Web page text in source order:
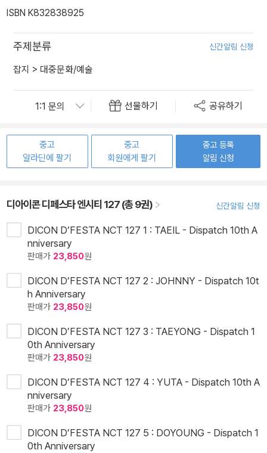
ISBN K832838925
주제분류 신간알림 신청
잡지 > 대중문화/예술
선물하기 공유하기
중고
알라딘에 팔기
중고
회원에게 팔기
중고 등록
알림 신청
디아이콘 디페스타 엔시티 127 (총 9권) 신간알림 신청
DICON D’FESTA NCT 127 1 : TAEIL - Dispatch 10th A
nniversary
판매가 23,850원
DICON D’FESTA NCT 127 2 : JOHNNY - Dispatch 10t
h Anniversary
판매가 23,850원
DICON D’FESTA NCT 127 3 : TAEYONG - Dispatch 1
0th Anniversary
판매가 23,850원
DICON D’FESTA NCT 127 4 : YUTA - Dispatch 10th A
nniversary
판매가 23,850원
DICON D’FESTA NCT 127 5 : DOYOUNG - Dispatch 1
0th Anniversary